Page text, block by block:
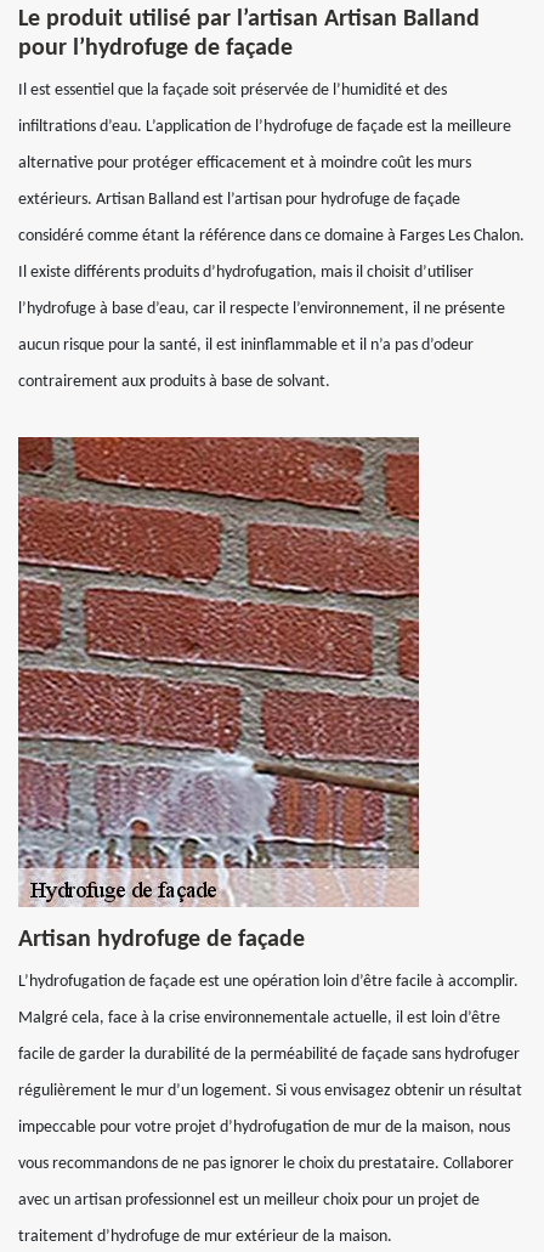
Le produit utilisé par l’artisan Artisan Balland
pour l’hydrofuge de façade
Il est essentiel que la façade soit préservée de l’humidité et des
infiltrations d’eau. L’application de l’hydrofuge de façade est la meilleure
alternative pour protéger efficacement et à moindre coût les murs
extérieurs. Artisan Balland est l’artisan pour hydrofuge de façade
considéré comme étant la référence dans ce domaine à Farges Les Chalon.
Il existe différents produits d’hydrofugation, mais il choisit d’utiliser
l’hydrofuge à base d’eau, car il respecte l’environnement, il ne présente
aucun risque pour la santé, il est ininflammable et il n’a pas d’odeur
contrairement aux produits à base de solvant.
Artisan hydrofuge de façade
L’hydrofugation de façade est une opération loin d’être facile à accomplir.
Malgré cela, face à la crise environnementale actuelle, il est loin d’être
facile de garder la durabilité de la perméabilité de façade sans hydrofuger
régulièrement le mur d’un logement. Si vous envisagez obtenir un résultat
impeccable pour votre projet d’hydrofugation de mur de la maison, nous
vous recommandons de ne pas ignorer le choix du prestataire. Collaborer
avec un artisan professionnel est un meilleur choix pour un projet de
traitement d’hydrofuge de mur extérieur de la maison.